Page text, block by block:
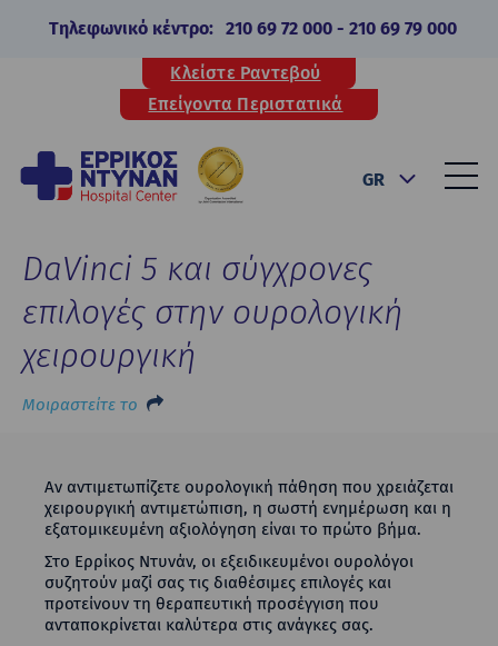
Τηλεφωνικό κέντρο: 210 69 72 000- 210 69 79 000
Κλείστε Ραντεβού
Επείγοντα Περιστατικά
GR
DaVinci 5 και σύγχρονες
επιλογές στην ουρολογική
χειρουργική
Μοιραστείτε το
Αν αντιμετωπίζετε ουρολογική πάθηση που χρειάζεται
χειρουργική αντιμετώπιση, η σωστή ενημέρωση και η
εξατομικευμένη αξιολόγηση είναι το πρώτο βήμα.
Στο Ερρίκος Ντυνάν, οι εξειδικευμένοι ουρολόγοι
συζητούν μαζί σας τις διαθέσιμες επιλογές και
προτείνουν τη θεραπευτική προσέγγιση που
ανταποκρίνεται καλύτερα στις ανάγκες σας.